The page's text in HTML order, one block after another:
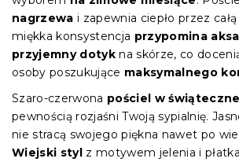
nagrzewa i zapewnia ciepło przez
miękka konsystencja przypomina
przyjemny dotyk na skórze, co
osoby poszukujące maksymalnego
Szaro-czerwona pościel w
pewnością rozjaśni Twoją sypialnię.
nie stracą swojego piękna nawet po
Wiejski styl z motywem jelenia i